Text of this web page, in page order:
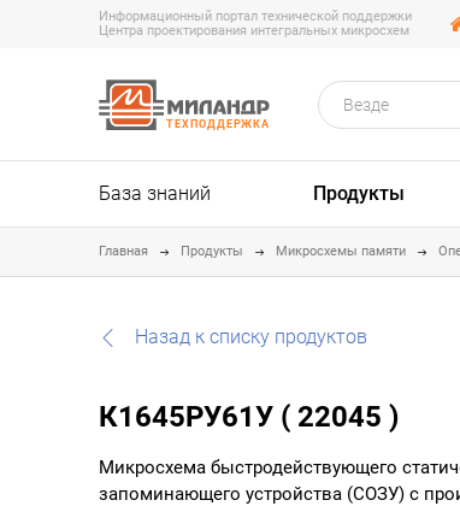
Информационный портал технической поддержки
Центра проектирования интегральных микросхем
ТЕХПОДДЕРЖКА
Везде
База знаний Продукты
Главная Продукты Микросхемы памяти
Назад к списку продуктов
К1645РУ61У ( 22045 )
Микросхема быстродействующего
запоминающего устройства (СОЗУ) с